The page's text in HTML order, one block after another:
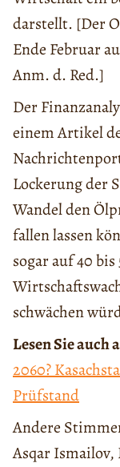
darstellt. [Der
Ende Februar
Anm. d. Red.]
Der
einem Artikel
Lockerung der
Wandel den
fallen lassen
sogar auf 40
schwächen
Lesen Sie auch
2060?
Prüfstand
Andere
Asqar